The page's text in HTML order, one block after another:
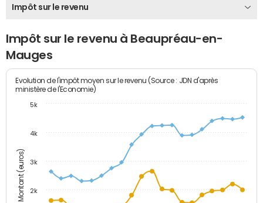
Impôt sur le revenu
Impôt sur le revenu à Beaupréau-en-
Mauges
Montant (euros)
Evolution de l'impôt moyen sur le revenu (Source : JDN d'après
ministère de l'Economie)
2k
3k
4k
5k